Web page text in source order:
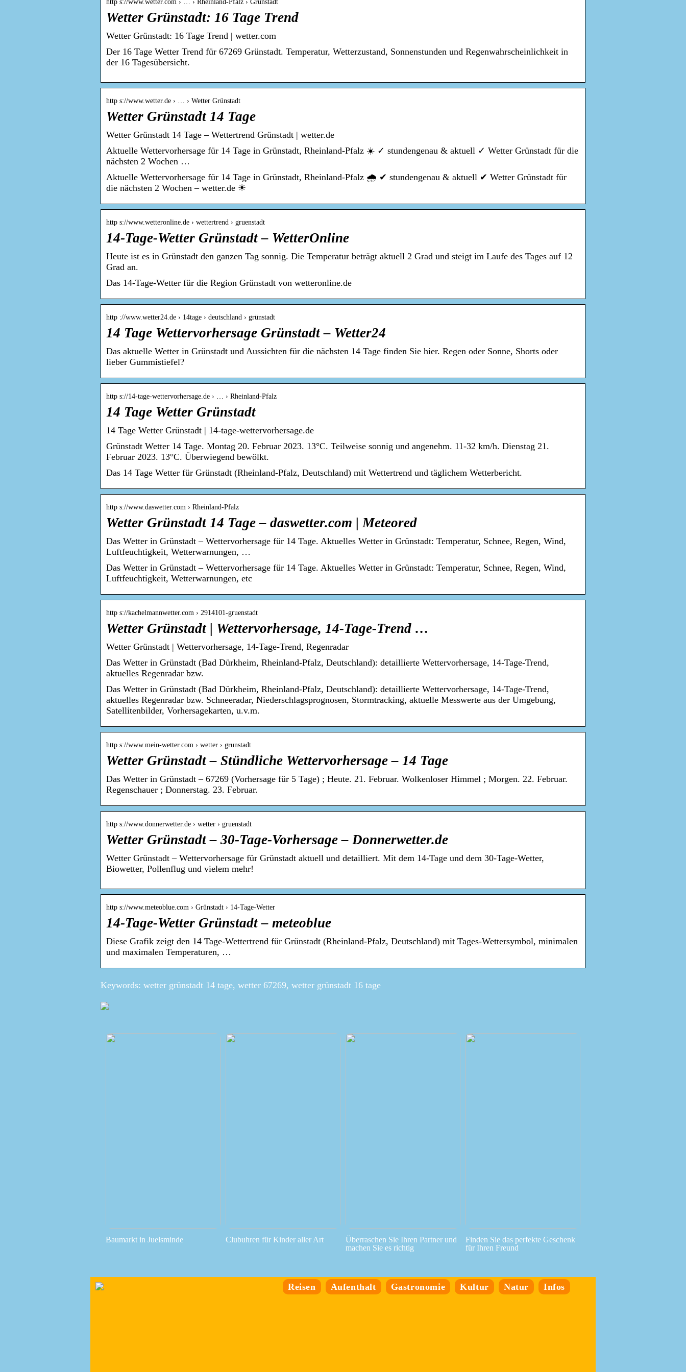
http s://www.wetter.com › … › Rheinland-Pfalz › Grünstadt
Wetter Grünstadt: 16 Tage Trend
Wetter Grünstadt: 16 Tage Trend | wetter.com
Der 16 Tage Wetter Trend für 67269 Grünstadt. Temperatur, Wetterzustand, Sonnenstunden und Regenwahrscheinlichkeit in
der 16 Tagesübersicht.
http s://www.wetter.de › … › Wetter Grünstadt
Wetter Grünstadt 14 Tage
Wetter Grünstadt 14 Tage – Wettertrend Grünstadt | wetter.de
Aktuelle Wettervorhersage für 14 Tage in Grünstadt, Rheinland-Pfalz ☀️ ✓ stundengenau & aktuell ✓ Wetter Grünstadt für die
nächsten 2 Wochen …
Aktuelle Wettervorhersage für 14 Tage in Grünstadt, Rheinland-Pfalz 🌧️ ✔ stundengenau & aktuell ✔ Wetter Grünstadt für
die nächsten 2 Wochen – wetter.de ☀
http s://www.wetteronline.de › wettertrend › gruenstadt
14-Tage-Wetter Grünstadt – WetterOnline
Heute ist es in Grünstadt den ganzen Tag sonnig. Die Temperatur beträgt aktuell 2 Grad und steigt im Laufe des Tages auf 12
Grad an.
Das 14-Tage-Wetter für die Region Grünstadt von wetteronline.de
http ://www.wetter24.de › 14tage › deutschland › grünstadt
14 Tage Wettervorhersage Grünstadt – Wetter24
Das aktuelle Wetter in Grünstadt und Aussichten für die nächsten 14 Tage finden Sie hier. Regen oder Sonne, Shorts oder
lieber Gummistiefel?
http s://14-tage-wettervorhersage.de › … › Rheinland-Pfalz
14 Tage Wetter Grünstadt
14 Tage Wetter Grünstadt | 14-tage-wettervorhersage.de
Grünstadt Wetter 14 Tage. Montag 20. Februar 2023. 13°C. Teilweise sonnig und angenehm. 11-32 km/h. Dienstag 21.
Februar 2023. 13°C. Überwiegend bewölkt.
Das 14 Tage Wetter für Grünstadt (Rheinland-Pfalz, Deutschland) mit Wettertrend und täglichem Wetterbericht.
http s://www.daswetter.com › Rheinland-Pfalz
Wetter Grünstadt 14 Tage – daswetter.com | Meteored
Das Wetter in Grünstadt – Wettervorhersage für 14 Tage. Aktuelles Wetter in Grünstadt: Temperatur, Schnee, Regen, Wind,
Luftfeuchtigkeit, Wetterwarnungen, …
Das Wetter in Grünstadt – Wettervorhersage für 14 Tage. Aktuelles Wetter in Grünstadt: Temperatur, Schnee, Regen, Wind,
Luftfeuchtigkeit, Wetterwarnungen, etc
http s://kachelmannwetter.com › 2914101-gruenstadt
Wetter Grünstadt | Wettervorhersage, 14-Tage-Trend …
Wetter Grünstadt | Wettervorhersage, 14-Tage-Trend, Regenradar
Das Wetter in Grünstadt (Bad Dürkheim, Rheinland-Pfalz, Deutschland): detaillierte Wettervorhersage, 14-Tage-Trend,
aktuelles Regenradar bzw.
Das Wetter in Grünstadt (Bad Dürkheim, Rheinland-Pfalz, Deutschland): detaillierte Wettervorhersage, 14-Tage-Trend,
aktuelles Regenradar bzw. Schneeradar, Niederschlagsprognosen, Stormtracking, aktuelle Messwerte aus der Umgebung,
Satellitenbilder, Vorhersagekarten, u.v.m.
http s://www.mein-wetter.com › wetter › grunstadt
Wetter Grünstadt – Stündliche Wettervorhersage – 14 Tage
Das Wetter in Grünstadt – 67269 (Vorhersage für 5 Tage) ; Heute. 21. Februar. Wolkenloser Himmel ; Morgen. 22. Februar.
Regenschauer ; Donnerstag. 23. Februar.
http s://www.donnerwetter.de › wetter › gruenstadt
Wetter Grünstadt – 30-Tage-Vorhersage – Donnerwetter.de
Wetter Grünstadt – Wettervorhersage für Grünstadt aktuell und detailliert. Mit dem 14-Tage und dem 30-Tage-Wetter,
Biowetter, Pollenflug und vielem mehr!
http s://www.meteoblue.com › Grünstadt › 14-Tage-Wetter
14-Tage-Wetter Grünstadt – meteoblue
Diese Grafik zeigt den 14 Tage-Wettertrend für Grünstadt (Rheinland-Pfalz, Deutschland) mit Tages-Wettersymbol, minimalen
und maximalen Temperaturen, …
Keywords: wetter grünstadt 14 tage, wetter 67269, wetter grünstadt 16 tage
Baumarkt in Juelsminde Clubuhren für Kinder aller Art
Überraschen Sie Ihren Partner und
machen Sie es richtig
Finden Sie das perfekte Geschenk
für Ihren Freund
Reisen Aufenthalt Gastronomie Kultur Natur Infos